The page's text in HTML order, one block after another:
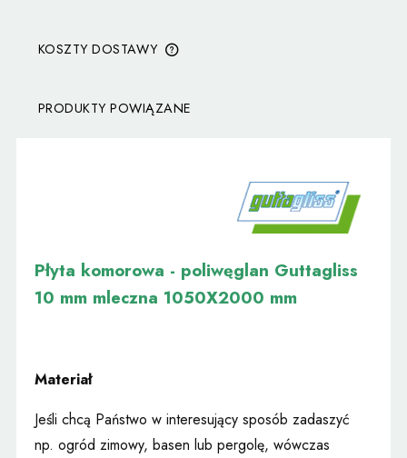
KOSZTY DOSTAWY
CENA NIE ZAWIERA EWENTUALNYCH KOSZTÓW
PRODUKTY POWIĄZANE
Płyta komorowa - poliwęglan Guttagliss
10 mm mleczna 1050X2000 mm
Materiał
Jeśli chcą Państwo w interesujący sposób zadaszyć
np. ogród zimowy, basen lub pergolę, wówczas